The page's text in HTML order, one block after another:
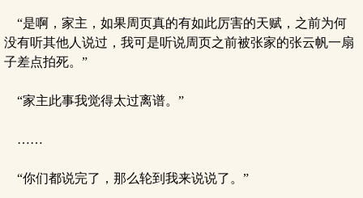
“是啊，家主，如果周页真的有如此厉害的天赋，之前为何
没有听其他人说过，我可是听说周页之前被张家的张云帆一扇
子差点拍死。”
“家主此事我觉得太过离谱。”
……
“你们都说完了，那么轮到我来说说了。”